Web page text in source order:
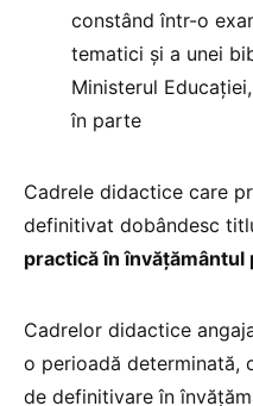
constând într-o
tematici şi a unei
Ministerul
în parte
Cadrele didactice care
definitivat dobândesc
practică în
Cadrelor didactice
o perioadă determinată,
de definitivare în